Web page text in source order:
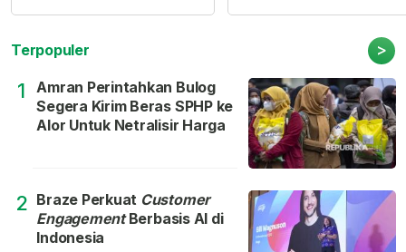
Terpopuler >
1
Amran Perintahkan Bulog
Segera Kirim Beras SPHP ke
Alor Untuk Netralisir Harga
2 Braze Perkuat Customer
EngagementBerbasis AI di
Indonesia